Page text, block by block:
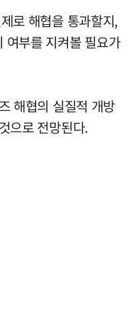
로 해협을 통과할지,
여부를 지켜볼 필요가
해협의 실질적 개방
으로 전망된다.